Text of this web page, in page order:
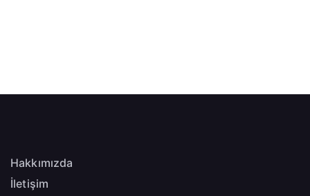
Hakkımızda
İletişim